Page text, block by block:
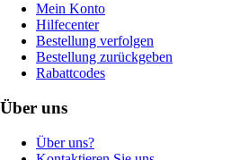
Mein Konto
Hilfecenter
Bestellung verfolgen
Bestellung zurückgeben
Rabattcodes
Über uns
Über uns?